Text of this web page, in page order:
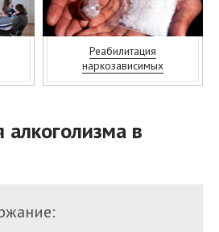
Реабилитация
наркозависимых
алкоголизма в